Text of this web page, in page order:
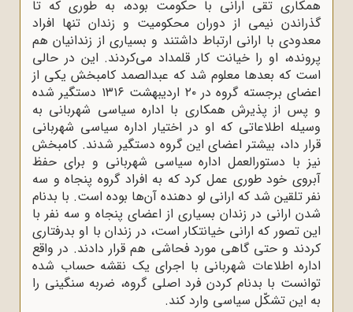
همکاری تقی ارانی با حکومت بوده، به طوری که تا
گذراندن نیمی از دوران محکومیت و زندان تنها افراد
معدودی با ارانی ارتباط داشتند و بسیاری از زندانیان هم
پرونده، او را خیانت کار قلمداد می‌کردند. این در حالی
است که بعدها معلوم شد که عبدالصمد کامبخش یکی از
اعضای برجسته گروه در ۲۰ اردیبهشت ۱۳۱۶ دستگیر شده
و پس از پذیرش همکاری با اداره سیاسی شهربانی به
وسیله اطلاعاتی که او در اختیار اداره سیاسی شهربانی
قرار داد، بیشتر اعضای این گروه دستگیر شدند. کامبخش
نیز با دستورالعمل اداره سیاسی شهربانی و برای حفظ
آبروی خود طوری عمل کرد که به افراد گروه پنجاه و سه
نفر تلقین شد که ارانی لو دهنده آن‌ها بوده است. با بدنام
شدن ارانی در زندان بسیاری از اعضای پنجاه و سه نفر با
این تصور که ارانی خیانتکار است، در زندان با او بدرفتاری
کردند و حتی گاهی مورد فحاشی هم قرار دادند. در واقع
اداره اطلاعات شهربانی با اجرای یک نقشه حساب شده
توانست با بدنام کردن فرد اصلی گروه، ضربه سنگینی را
به این تشکّل سیاسی وارد کند.